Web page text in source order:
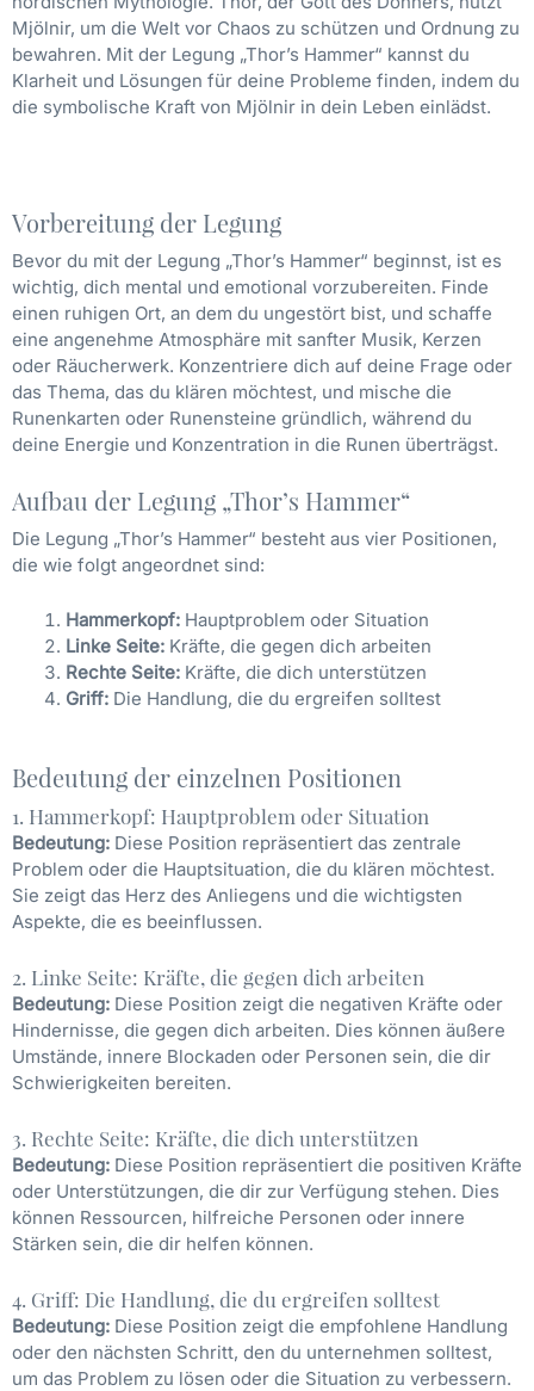
Mjölnir, um die Welt vor Chaos zu schützen und Ordnung zu
bewahren. Mit der Legung „Thor’s Hammer“ kannst du
Klarheit und Lösungen für deine Probleme finden, indem du
die symbolische Kraft von Mjölnir in dein Leben einlädst.
Vorbereitung der Legung
Bevor du mit der Legung „Thor’s Hammer“ beginnst, ist es
wichtig, dich mental und emotional vorzubereiten. Finde
einen ruhigen Ort, an dem du ungestört bist, und schaffe
eine angenehme Atmosphäre mit sanfter Musik, Kerzen
oder Räucherwerk. Konzentriere dich auf deine Frage oder
das Thema, das du klären möchtest, und mische die
Runenkarten oder Runensteine gründlich, während du
deine Energie und Konzentration in die Runen überträgst.
Aufbau der Legung „Thor’s Hammer“
Die Legung „Thor’s Hammer“ besteht aus vier Positionen,
die wie folgt angeordnet sind:
Hammerkopf: Hauptproblem oder Situation
Linke Seite: Kräfte, die gegen dich arbeiten
Rechte Seite: Kräfte, die dich unterstützen
Griff: Die Handlung, die du ergreifen solltest
Bedeutung der einzelnen Positionen
1. Hammerkopf: Hauptproblem oder Situation
Bedeutung: Diese Position repräsentiert das zentrale
Problem oder die Hauptsituation, die du klären möchtest.
Sie zeigt das Herz des Anliegens und die wichtigsten
Aspekte, die es beeinflussen.
2. Linke Seite: Kräfte, die gegen dich arbeiten
Bedeutung: Diese Position zeigt die negativen Kräfte oder
Hindernisse, die gegen dich arbeiten. Dies können äußere
Umstände, innere Blockaden oder Personen sein, die dir
Schwierigkeiten bereiten.
3. Rechte Seite: Kräfte, die dich unterstützen
Bedeutung: Diese Position repräsentiert die positiven Kräfte
oder Unterstützungen, die dir zur Verfügung stehen. Dies
können Ressourcen, hilfreiche Personen oder innere
Stärken sein, die dir helfen können.
4. Griff: Die Handlung, die du ergreifen solltest
Bedeutung: Diese Position zeigt die empfohlene Handlung
oder den nächsten Schritt, den du unternehmen solltest,
um das Problem zu lösen oder die Situation zu verbessern.